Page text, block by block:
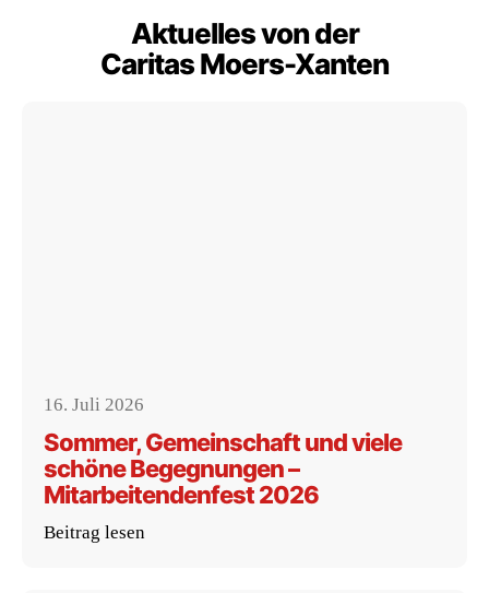
Aktuelles von der
Caritas Moers-Xanten
16. Juli 2026
Sommer, Gemeinschaft und viele
schöne Begegnungen –
Mitarbeitendenfest 2026
Beitrag lesen